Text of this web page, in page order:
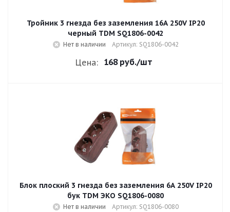
Тройник 3 гнезда без заземления 16A 250V IP20
черный TDM SQ1806-0042
Нет в наличии Артикул: SQ1806-0042
Цена: 168 руб./шт
Блок плоский 3 гнезда без заземления 6A 250V IP20
бук TDM ЭКО SQ1806-0080
Нет в наличии Артикул: SQ1806-0080